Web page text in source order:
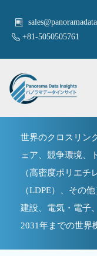
+81-5050505761
世界のクロスリン
ェア、競争環境、
（高密度ポリエチ
（LDPE）、その
建設、電気・電子
2031年までの世界